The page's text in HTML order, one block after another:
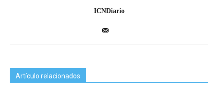
ICNDiario
Artículo relacionados